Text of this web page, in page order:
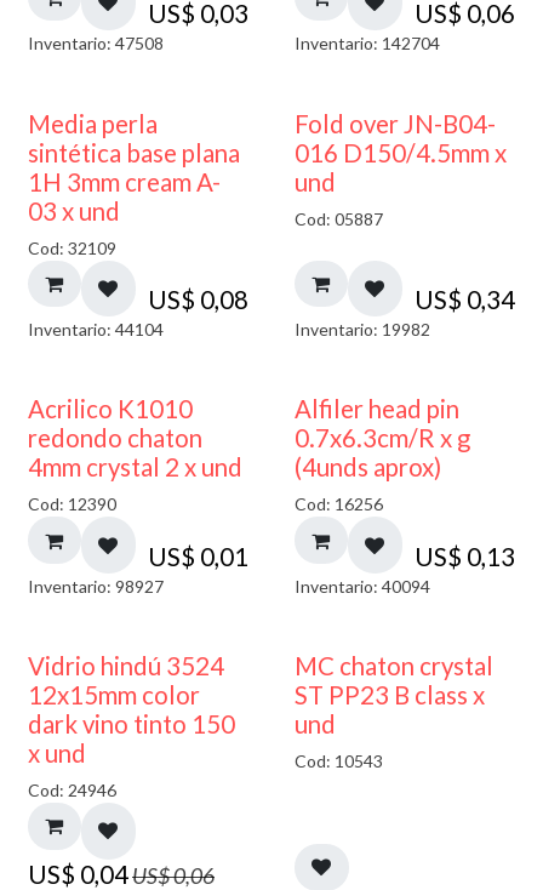
US$ 0,03
Inventario: 47508
US$ 0,06
Inventario: 142704
Media perla
sintética base plana
1H 3mm cream A-
03 x und
Cod: 32109
US$ 0,08
Inventario: 44104
Fold over JN-B04-
016 D150/4.5mm x
und
Cod: 05887
US$ 0,34
Inventario: 19982
50% DESCUENTO
Acrilico K1010
redondo chaton
4mm crystal 2 x und
Cod: 12390
US$ 0,01
Inventario: 98927
Alfiler head pin
0.7x6.3cm/R x g
(4unds aprox)
Cod: 16256
US$ 0,13
Inventario: 40094
40% DESCUENTO
Vidrio hindú 3524
12x15mm color
dark vino tinto 150
x und
Cod: 24946
US$ 0,04US$0,06
MC chaton crystal
ST PP23 B class x
und
Cod: 10543